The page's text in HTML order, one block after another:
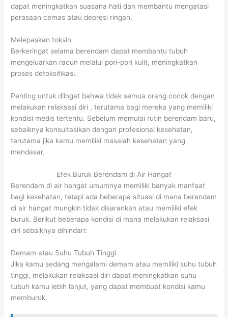
dapat meningkatkan suasana hati dan membantu mengatasi
perasaan cemas atau depresi ringan.
Melepaskan toksin
Berkeringat selama berendam dapat membantu tubuh
mengeluarkan racun melalui pori-pori kulit, meningkatkan
proses detoksifikasi.
Penting untuk diingat bahwa tidak semua orang cocok dengan
melakukan relaksasi diri , terutama bagi mereka yang memiliki
kondisi medis tertentu. Sebelum memulai rutin berendam baru,
sebaiknya konsultasikan dengan profesional kesehatan,
terutama jika kamu memiliki masalah kesehatan yang
mendasar.
Efek Buruk Berendam di Air Hangat
Berendam di air hangat umumnya memiliki banyak manfaat
bagi kesehatan, tetapi ada beberapa situasi di mana berendam
di air hangat mungkin tidak disarankan atau memiliki efek
buruk. Berikut beberapa kondisi di mana melakukan relaksasi
diri sebaiknya dihindari:
Demam atau Suhu Tubuh Tinggi
Jika kamu sedang mengalami demam atau memiliki suhu tubuh
tinggi, melakukan relaksasi diri dapat meningkatkan suhu
tubuh kamu lebih lanjut, yang dapat membuat kondisi kamu
memburuk.